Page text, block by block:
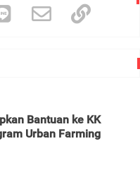
Bantuan ke KK
Urban Farming